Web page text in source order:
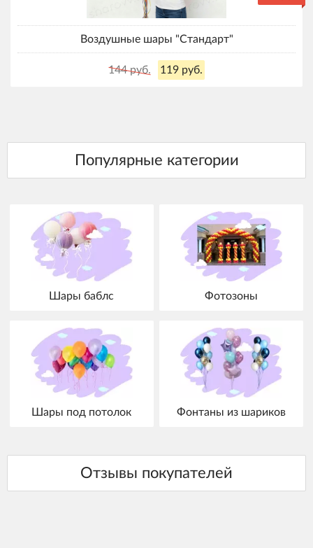
Воздушные шары "Стандарт"
144 руб. 119 руб.
Шары баблс Фотозоны
Шары под потолок Фонтаны из шариков